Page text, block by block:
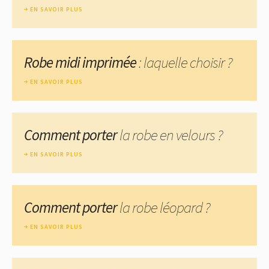
EN SAVOIR PLUS
Robe midi imprimée: laquelle choisir ?
EN SAVOIR PLUS
Comment porterla robe en velours ?
EN SAVOIR PLUS
Comment porterla robe léopard ?
EN SAVOIR PLUS